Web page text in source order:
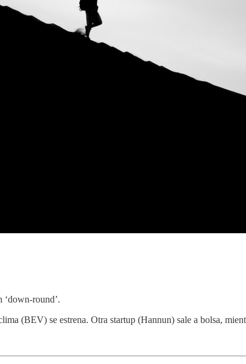
round’.
(BEV) se estrena. Otra startup (Hannun) sale a bolsa,